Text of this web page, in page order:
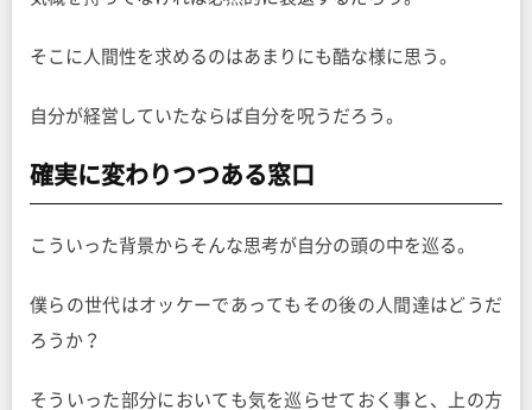
そこに人間性を求めるのはあまりにも酷な様に思う。
自分が経営していたならば自分を呪うだろう。
確実に変わりつつある窓口
こういった背景からそんな思考が自分の頭の中を巡る。
僕らの世代はオッケーであってもその後の人間達はどうだ
ろうか？
そういった部分においても気を巡らせておく事と、上の方